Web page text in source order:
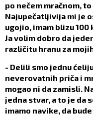
po nečem mračnom,
Najupečatljivija mi je
ugojio, imam blizu 100
Ja volim dobro da
različitu hranu za
- Delili smo jednu
neverovatnih priča i
mogao ni da zamisli.
jedna stvar, a to je da
imamo navike, da